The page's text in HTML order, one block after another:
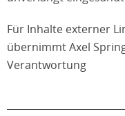
Für Inhalte externer
übernimmt Axel
Verantwortung